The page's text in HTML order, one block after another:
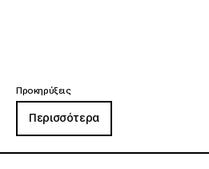
Προκηρύξεις
Περισσότερα